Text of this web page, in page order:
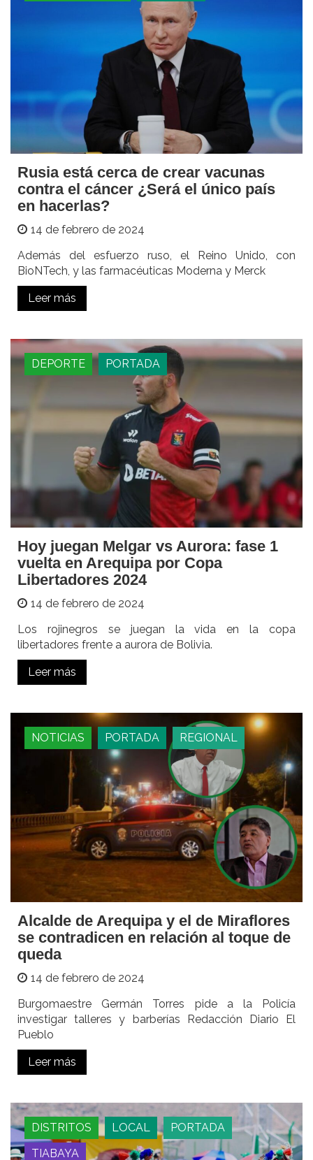
Rusia está cerca de crear vacunas
contra el cáncer ¿Será el único país
en hacerlas?
14 de febrero de 2024
Además del esfuerzo ruso, el Reino Unido, con
BioNTech, y las farmacéuticas Moderna y Merck
Leer más
DEPORTE PORTADA
Hoy juegan Melgar vs Aurora: fase 1
vuelta en Arequipa por Copa
Libertadores 2024
14 de febrero de 2024
Los rojinegros se juegan la vida en la copa
libertadores frente a aurora de Bolivia.
Leer más
NOTICIAS PORTADA REGIONAL
Alcalde de Arequipa y el de Miraflores
se contradicen en relación al toque de
queda
14 de febrero de 2024
Burgomaestre Germán Torres pide a la Policía
investigar talleres y barberías Redacción Diario El
Pueblo
Leer más
DISTRITOS LOCAL
PORTADA
TIABAYA